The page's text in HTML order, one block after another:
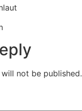
not be published.